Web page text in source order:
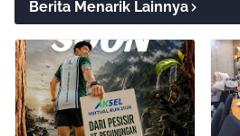
Berita Menarik Lainnya